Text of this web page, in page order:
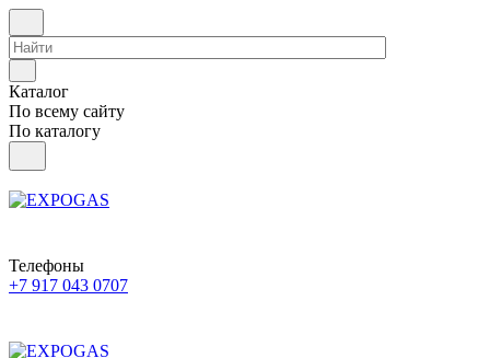
Каталог
По всему сайту
По каталогу
Телефоны
+7 917 043 0707